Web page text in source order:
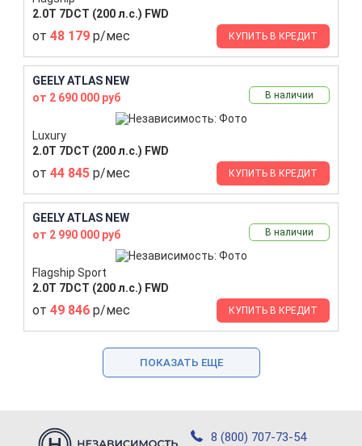
2.0T 7DCT (200 л.с.) FWD
от 48 179 р/мес КУПИТЬ В КРЕДИТ
GEELY ATLAS NEW
от 2 690 000 руб
В наличии
Luxury
2.0T 7DCT (200 л.с.) FWD
от 44 845 р/мес КУПИТЬ В КРЕДИТ
GEELY ATLAS NEW
от 2 990 000 руб
В наличии
Flagship Sport
2.0T 7DCT (200 л.с.) FWD
от 49 846 р/мес КУПИТЬ В КРЕДИТ
ПОКАЗАТЬ ЕЩЕ
8 (800) 707-73-54